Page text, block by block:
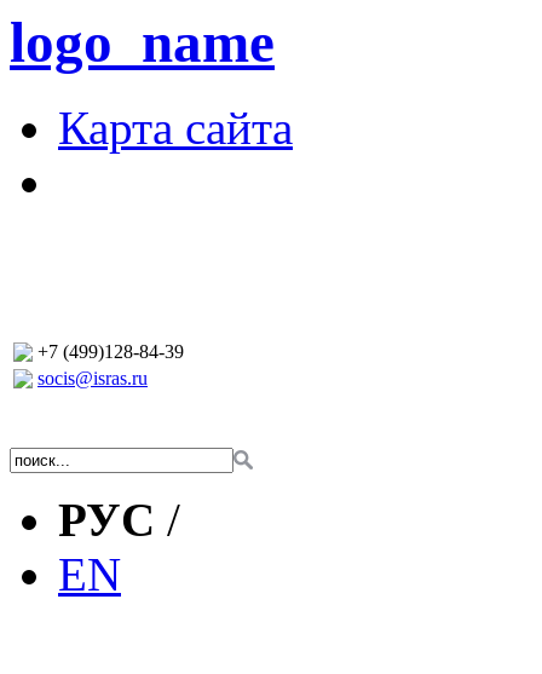
logo_name
Карта сайта
+7 (499)128-84-39
socis@isras.ru
РУС /
EN